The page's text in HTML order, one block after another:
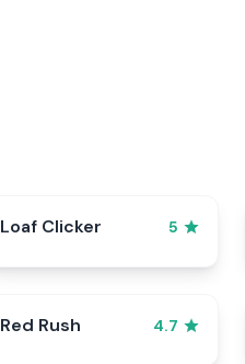
Loaf Clicker 5
Red Rush 4.7